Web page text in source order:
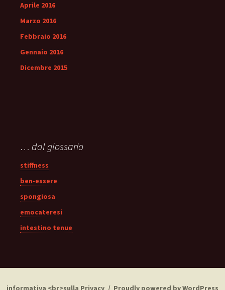
Aprile 2016
Marzo 2016
Febbraio 2016
Gennaio 2016
Dicembre 2015
… dal glossario
stiffness
ben-essere
spongiosa
emocateresi
intestino tenue
informativa <br>sulla Privacy Proudly powered by WordPress